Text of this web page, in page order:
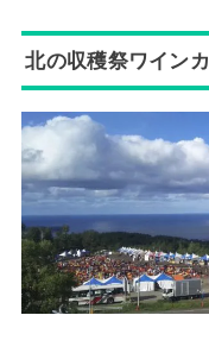
北の収穫祭ワイン